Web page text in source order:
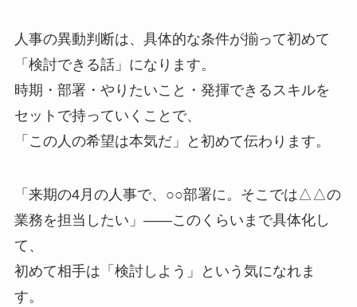
人事の異動判断は、具体的な条件が揃って初めて
「検討できる話」になります。
時期・部署・やりたいこと・発揮できるスキルを
セットで持っていくことで、
「この人の希望は本気だ」と初めて伝わります。
「来期の4月の人事で、○○部署に。そこでは△△の
業務を担当したい」——このくらいまで具体化し
て、
初めて相手は「検討しよう」という気になれま
す。